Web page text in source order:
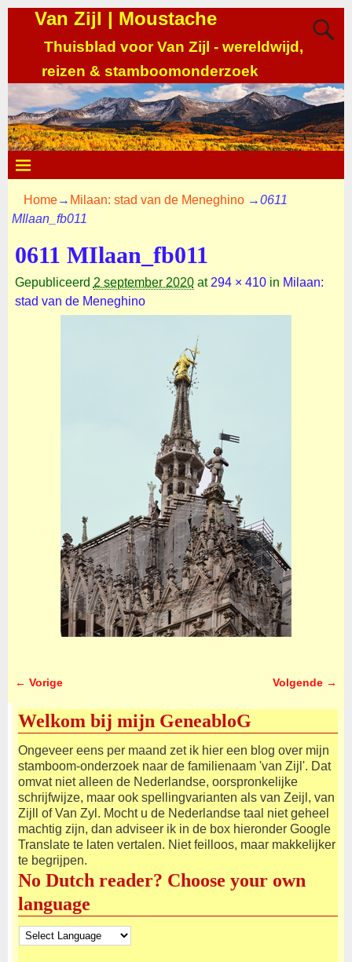
Van Zijl | Moustache
Thuisblad voor Van Zijl - wereldwijd,
reizen & stamboomonderzoek
Home→ Milaan: stad van de Meneghino →0611
MIlaan_fb011
0611 MIlaan_fb011
Gepubliceerd 2 september 2020at 294 × 410in Milaan:
stad van de Meneghino
← Vorige Volgende →
Welkom bij mijn GeneabloG
Ongeveer eens per maand zet ik hier een blog over mijn
stamboom-onderzoek naar de familienaam 'van Zijl'. Dat
omvat niet alleen de Nederlandse, oorspronkelijke
schrijfwijze, maar ook spellingvarianten als van Zeijl, van
Zijll of Van Zyl. Mocht u de Nederlandse taal niet geheel
machtig zijn, dan adviseer ik in de box hieronder Google
Translate te laten vertalen. Niet feilloos, maar makkelijker
te begrijpen.
No Dutch reader? Choose your own
language